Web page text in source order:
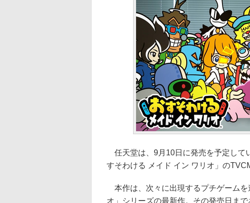
任天堂は、9月10日に発売を予定して
すそわける メイド イン ワリオ」の
本作は、次々に出現するプチゲームを
オ」シリーズの最新作。その発売日ま